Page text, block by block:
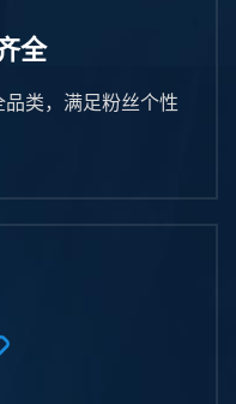
全
类，满足粉丝个性